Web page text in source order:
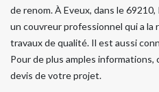
de renom. À Eveux, dans le
un couvreur professionnel qui a la
travaux de qualité. Il est aussi
Pour de plus amples
devis de votre projet.